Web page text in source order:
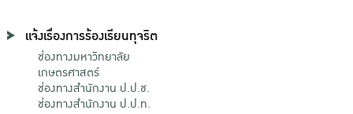
แจ้งเรื่องการร้องเรียนทุจริต
ช่องทางมหาวิทยาลัย
เกษตรศาสตร์
ช่องทางสำนักงาน ป.ป.ช.
ช่องทางสำนักงาน ป.ป.ท.